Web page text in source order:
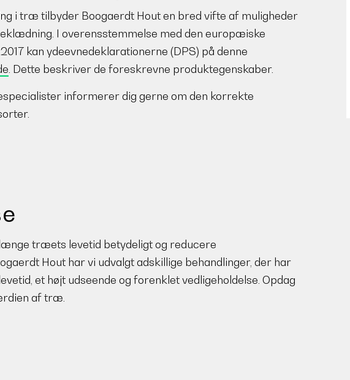
i træ tilbyder Boogaerdt Hout en bred vifte af muligheder
I overensstemmelse med den europæiske
kan ydeevnedeklarationerne (DPS) på denne
. Dette beskriver de foreskrevne produktegenskaber.
informerer dig gerne om den korrekte
træets levetid betydeligt og reducere
Hout har vi udvalgt adskillige behandlinger, der har
et højt udseende og forenklet vedligeholdelse. Opdag
af træ.